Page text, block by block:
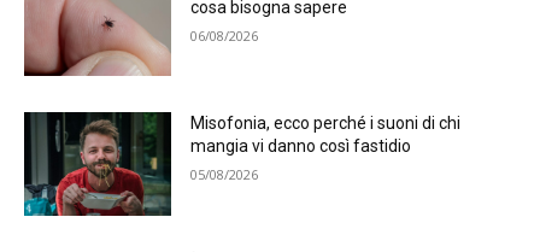
cosa bisogna sapere
06/08/2026
Misofonia, ecco perché i suoni di chi
mangia vi danno così fastidio
05/08/2026